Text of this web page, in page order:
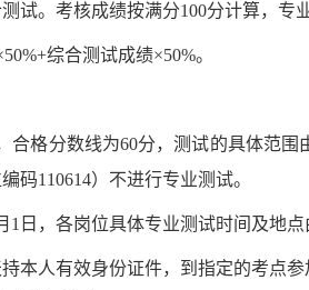
试。考核成绩按满分100分计算，专
综合测试成绩×50%。
合格分数线为60分，测试的具体范围
码110614） 不进行专业测试。
1日， 各岗位具体专业测试时间及地点
本人有效身份证件，到指定的考点